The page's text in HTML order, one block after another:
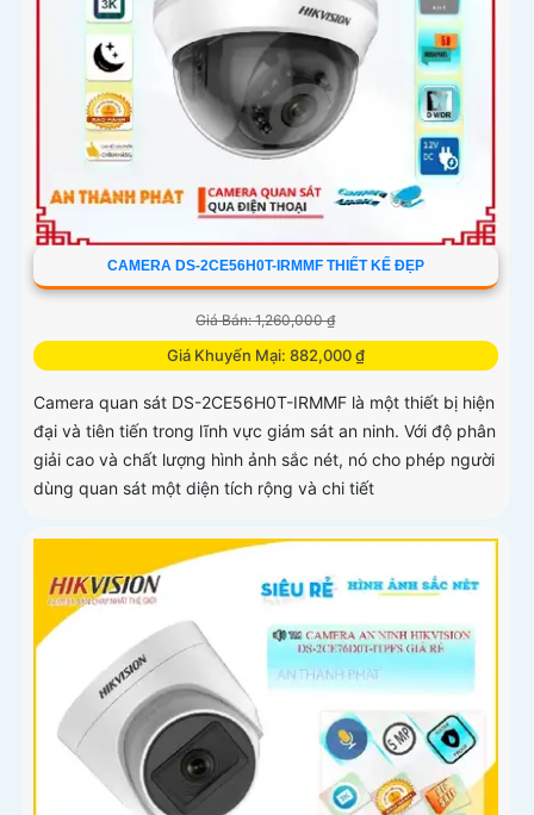
CAMERA DS-2CE56H0T-IRMMF THIẾT KẾ ĐẸP
Giá Bán: 1,260,000 ₫
Giá Khuyến Mại: 882,000 ₫
Camera quan sát DS-2CE56H0T-IRMMF là một thiết bị hiện
đại và tiên tiến trong lĩnh vực giám sát an ninh. Với độ phân
giải cao và chất lượng hình ảnh sắc nét, nó cho phép người
dùng quan sát một diện tích rộng và chi tiết